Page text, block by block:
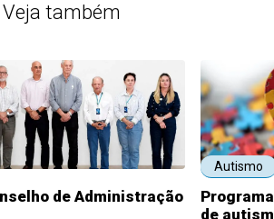
Veja também
de Administração
Autismo
de